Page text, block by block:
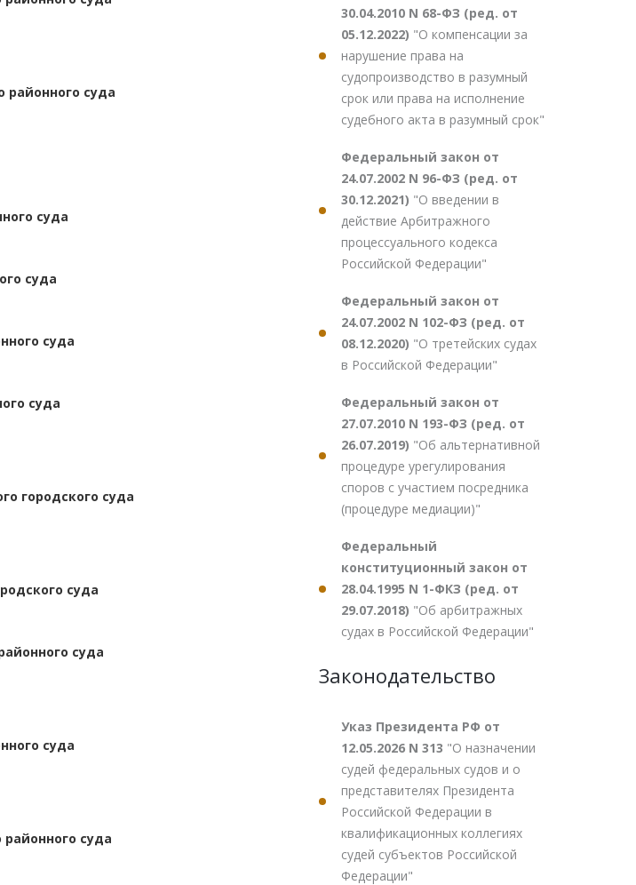
районного суда
суда
суда
суда
суда
городского суда
суда
суда
суда
суда
30.04.2010 N 68-ФЗ (ред. от
05.12.2022) "О компенсации за
нарушение права на
судопроизводство в разумный
срок или права на исполнение
судебного акта в разумный срок"
Федеральный закон от
24.07.2002 N 96-ФЗ (ред. от
30.12.2021) "О введении в
действие Арбитражного
процессуального кодекса
Российской Федерации"
Федеральный закон от
24.07.2002 N 102-ФЗ (ред. от
08.12.2020) "О третейских судах
в Российской Федерации"
Федеральный закон от
27.07.2010 N 193-ФЗ (ред. от
26.07.2019) "Об альтернативной
процедуре урегулирования
споров с участием посредника
(процедуре медиации)"
Федеральный
конституционный закон от
28.04.1995 N 1-ФКЗ (ред. от
29.07.2018) "Об арбитражных
судах в Российской Федерации"
Законодательство
Указ Президента РФ от
12.05.2026 N 313 "О назначении
судей федеральных судов и о
представителях Президента
Российской Федерации в
квалификационных коллегиях
судей субъектов Российской
Федерации"